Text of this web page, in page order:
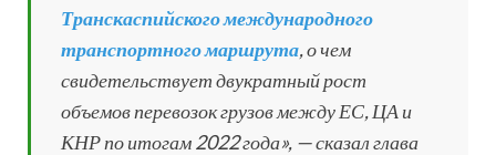
Транскаспийского международного
транспортного маршрута, о чем
свидетельствует двукратный рост
объемов перевозок грузов между ЕС, ЦА и
КНР по итогам 2022 года», — сказал глава